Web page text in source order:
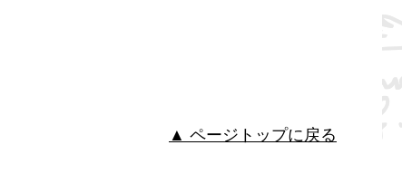
▲ ページトップに戻る